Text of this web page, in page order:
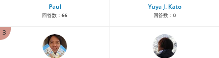
Paul
回答数： 66
Yuya J. Kato
回答数： 0
3